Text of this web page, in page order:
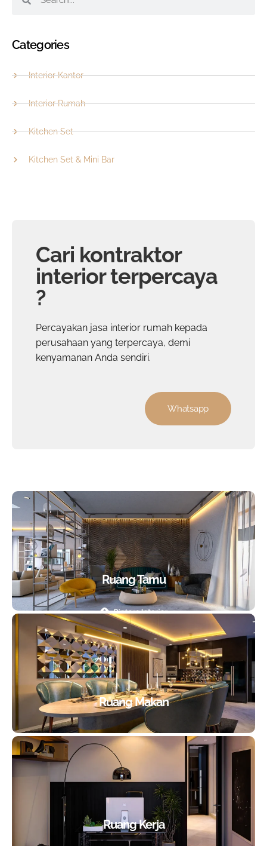
Categories
Interior Kantor
Interior Rumah
Kitchen Set
Kitchen Set & Mini Bar
Cari kontraktor
interior terpercaya
?
Percayakan jasa interior rumah kepada
perusahaan yang terpercaya, demi
kenyamanan Anda sendiri.
Whatsapp
Ruang Tamu
Ruang Makan
Ruang Kerja